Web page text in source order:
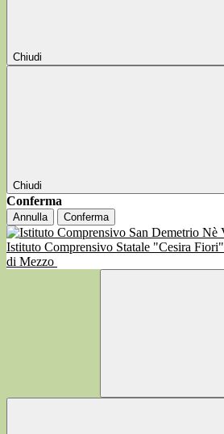
Chiudi
Chiudi
Conferma
Annulla Conferma
Istituto Comprensivo Statale "Cesira Fiori"
di Mezzo